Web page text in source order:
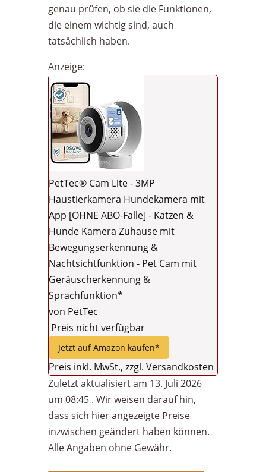
genau prüfen, ob sie die Funktionen,
die einem wichtig sind, auch
tatsächlich haben.
Anzeige:
PetTec® Cam Lite - 3MP
Haustierkamera Hundekamera mit
App [OHNE ABO-Falle] - Katzen &
Hunde Kamera Zuhause mit
Bewegungserkennung &
Nachtsichtfunktion - Pet Cam mit
Geräuscherkennung &
Sprachfunktion*
von PetTec
Preis nicht verfügbar
Jetzt auf Amazon kaufen*
Preis inkl. MwSt., zzgl. Versandkosten
Zuletzt aktualisiert am 13. Juli 2026
um 08:45 . Wir weisen darauf hin,
dass sich hier angezeigte Preise
inzwischen geändert haben können.
Alle Angaben ohne Gewähr.